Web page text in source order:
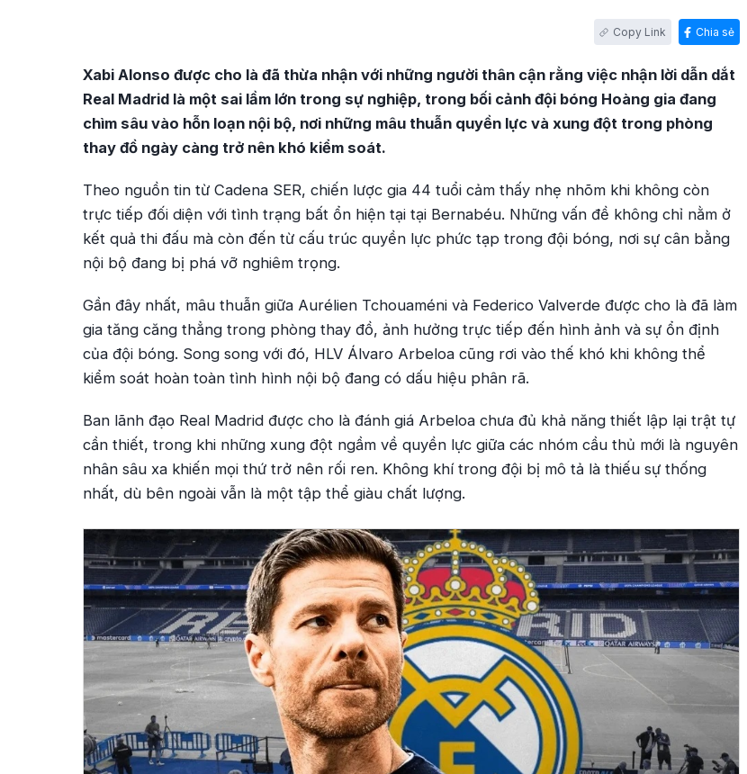
Chia sẻ
Xabi Alonso được cho là đã thừa nhận với những người thân cận rằng việc nhận lời dẫn dắt
Real Madrid là một sai lầm lớn trong sự nghiệp, trong bối cảnh đội bóng Hoàng gia đang
chìm sâu vào hỗn loạn nội bộ, nơi những mâu thuẫn quyền lực và xung đột trong phòng
thay đồ ngày càng trở nên khó kiểm soát.
Theo nguồn tin từ Cadena SER, chiến lược gia 44 tuổi cảm thấy nhẹ nhõm khi không còn
trực tiếp đối diện với tình trạng bất ổn hiện tại tại Bernabéu. Những vấn đề không chỉ nằm ở
kết quả thi đấu mà còn đến từ cấu trúc quyền lực phức tạp trong đội bóng, nơi sự cân bằng
nội bộ đang bị phá vỡ nghiêm trọng.
Gần đây nhất, mâu thuẫn giữa Aurélien Tchouaméni và Federico Valverde được cho là đã làm
gia tăng căng thẳng trong phòng thay đồ, ảnh hưởng trực tiếp đến hình ảnh và sự ổn định
của đội bóng. Song song với đó, HLV Álvaro Arbeloa cũng rơi vào thế khó khi không thể
kiểm soát hoàn toàn tình hình nội bộ đang có dấu hiệu phân rã.
Ban lãnh đạo Real Madrid được cho là đánh giá Arbeloa chưa đủ khả năng thiết lập lại trật tự
cần thiết, trong khi những xung đột ngầm về quyền lực giữa các nhóm cầu thủ mới là nguyên
nhân sâu xa khiến mọi thứ trở nên rối ren. Không khí trong đội bị mô tả là thiếu sự thống
nhất, dù bên ngoài vẫn là một tập thể giàu chất lượng.